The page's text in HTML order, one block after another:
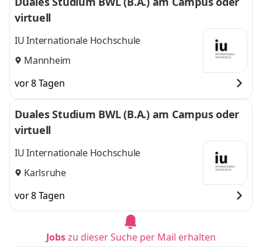
virtuell
IU Internationale Hochschule
Mannheim
vor 8 Tagen
Duales Studium BWL (B.A.) am Campus oder
virtuell
IU Internationale Hochschule
Karlsruhe
vor 8 Tagen
Jobszu dieser Suche per Mail erhalten